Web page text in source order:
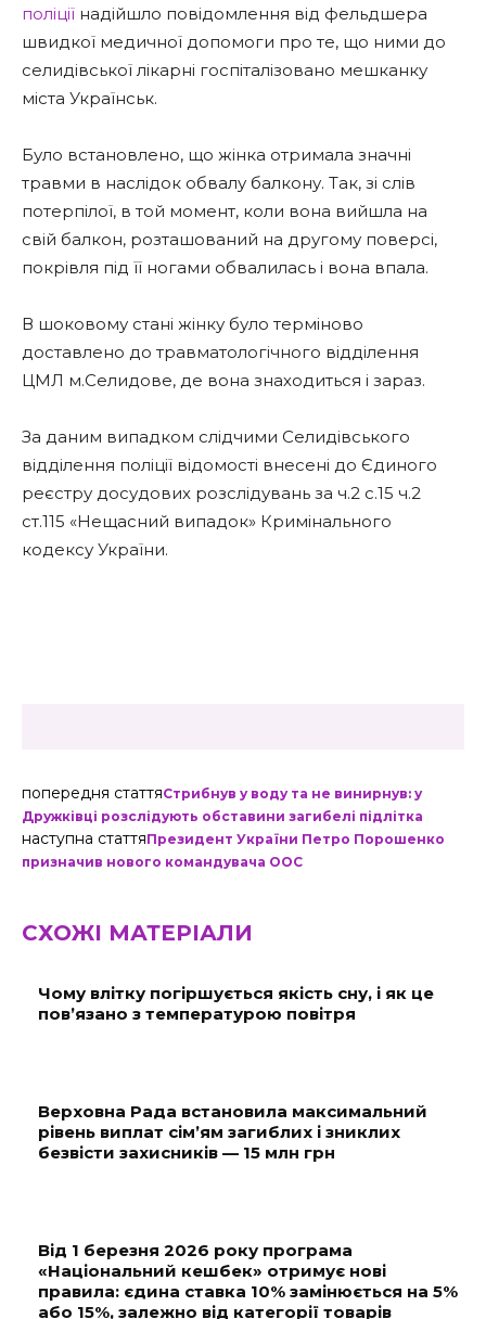
поліції надійшло повідомлення від фельдшера
швидкої медичної допомоги про те, що ними до
селидівської лікарні госпіталізовано мешканку
міста Українськ.
Було встановлено, що жінка отримала значні
травми в наслідок обвалу балкону. Так, зі слів
потерпілої, в той момент, коли вона вийшла на
свій балкон, розташований на другому поверсі,
покрівля під її ногами обвалилась і вона впала.
В шоковому стані жінку було терміново
доставлено до травматологічного відділення
ЦМЛ м.Селидове, де вона знаходиться і зараз.
За даним випадком слідчими Селидівського
відділення поліції відомості внесені до Єдиного
реєстру досудових розслідувань за ч.2 с.15 ч.2
ст.115 «Нещасний випадок» Кримінального
кодексу України.
попередня статтяСтрибнув у воду та не винирнув: у
Дружківці розслідують обставини загибелі підлітка
наступна статтяПрезидент України Петро Порошенко
призначив нового командувача ООС
СХОЖІ МАТЕРІАЛИ
Чому влітку погіршується якість сну, і як це
пов’язано з температурою повітря
Верховна Рада встановила максимальний
рівень виплат сім’ям загиблих і зниклих
безвісти захисників — 15 млн грн
Від 1 березня 2026 року програма
«Національний кешбек» отримує нові
правила: єдина ставка 10% замінюється на 5%
або 15%, залежно від категорії товарів